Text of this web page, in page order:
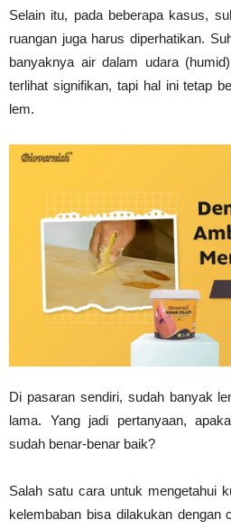
Selain itu, pada beberapa kasus,
ruangan juga harus diperhatikan.
banyaknya air dalam udara
terlihat signifikan, tapi hal ini tetap
lem.
Di pasaran sendiri, sudah banyak
lama. Yang jadi pertanyaan,
sudah benar-benar baik?
Salah satu cara untuk mengetahui
kelembaban bisa dilakukan dengan